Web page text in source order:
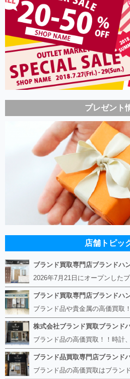
プレゼント
店舗トピッ
ブランド買取専門店ブランドハ
ブランド買取専門店ブランドハ
株式会社ブランド買取ブランド
ブランド品買取専門店ブランド